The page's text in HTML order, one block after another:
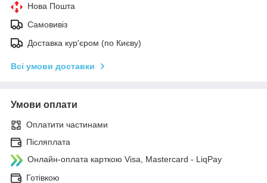
Нова Пошта
Самовивіз
Доставка кур'єром (по Києву)
Всі умови доставки
Умови оплати
Оплатити частинами
Післяплата
Онлайн-оплата карткою Visa, Mastercard - LiqPay
Готівкою